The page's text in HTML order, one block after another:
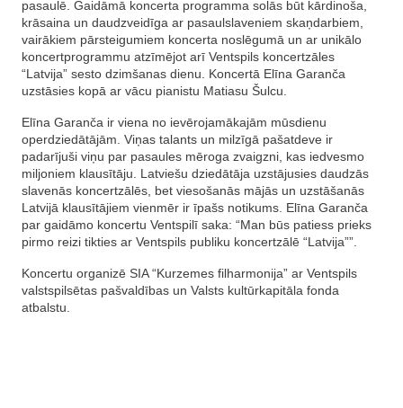
pasaulē. Gaidāmā koncerta programma solās būt kārdinoša,
krāsaina un daudzveidīga ar pasaulslaveniem skaņdarbiem,
vairākiem pārsteigumiem koncerta noslēgumā un ar unikālo
koncertprogrammu atzīmējot arī Ventspils koncertzāles
“Latvija” sesto dzimšanas dienu. Koncertā Elīna Garanča
uzstāsies kopā ar vācu pianistu Matiasu Šulcu.
Elīna Garanča ir viena no ievērojamākajām mūsdienu
operdziedātājām. Viņas talants un milzīgā pašatdeve ir
padarījuši viņu par pasaules mēroga zvaigzni, kas iedvesmo
miljoniem klausītāju. Latviešu dziedātāja uzstājusies daudzās
slavenās koncertzālēs, bet viesošanās mājās un uzstāšanās
Latvijā klausītājiem vienmēr ir īpašs notikums. Elīna Garanča
par gaidāmo koncertu Ventspilī saka: “Man būs patiess prieks
pirmo reizi tikties ar Ventspils publiku koncertzālē “Latvija””.
Koncertu organizē SIA “Kurzemes filharmonija” ar Ventspils
valstspilsētas pašvaldības un Valsts kultūrkapitāla fonda
atbalstu.